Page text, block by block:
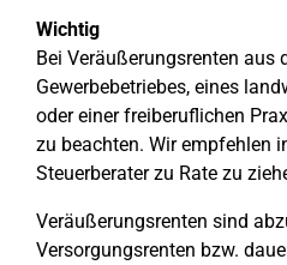
Wichtig
Bei Veräußerungsrenten aus
Gewerbebetriebes, eines
oder einer freiberuflichen
zu beachten. Wir empfehlen
Steuerberater zu Rate zu
Veräußerungsrenten sind
Versorgungsrenten bzw.